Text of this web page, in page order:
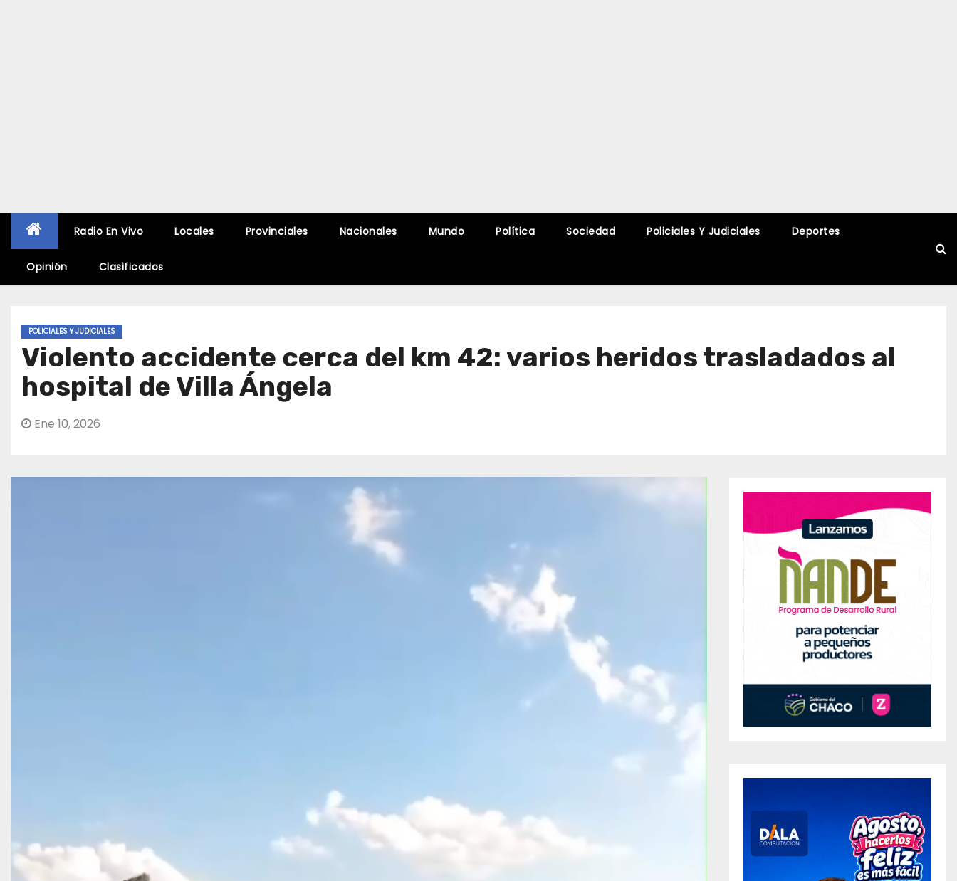
Radio En Vivo Locales Provinciales Nacionales Mundo Política Sociedad Policiales Y Judiciales Deportes
Opinión Clasificados
POLICIALES Y JUDICIALES
Violento accidente cerca del km 42: varios heridos trasladados al
hospital de Villa Ángela
Ene 10, 2026